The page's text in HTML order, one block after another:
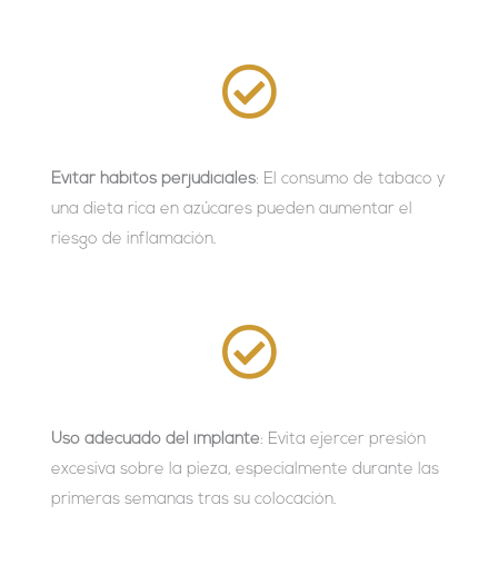
Evitar hábitos perjudiciales: El consumo de tabaco y
una dieta rica en azúcares pueden aumentar el
riesgo de inflamación.
Uso adecuado del implante: Evita ejercer presión
excesiva sobre la pieza, especialmente durante las
primeras semanas tras su colocación.